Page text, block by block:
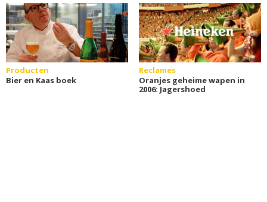
Producten
Bier en Kaas boek
Reclames
Oranjes geheime wapen in
2006: Jagershoed